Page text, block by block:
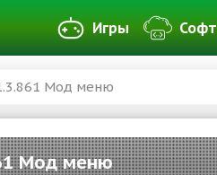
Игры Софт
Мод меню
Мод меню